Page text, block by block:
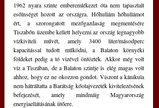
1962 nyara szinte emberemlékezet óta nem tapasztalt
esőínséget hozott az országra. Hőhullám hőhullámot
ért, a szorongatott mezőgazdaság megmentésére
Tiszabőn üzembe kellett helyezni az ország legnagyobb
vízkiviteli művét, amely 3400 liter/másodperc
kapacitással tudott működni, a Balaton környéki
földeket pedig a tó vizével öntözték. Akkor még volt
víz a Tiszában, de a Balaton szintje is elég magas volt
ahhoz, hogy ez ne okozzon gondot. Viszont a kánikula
nem hátráltatta a Barátság kőolajvezeték kivitelezésének
befejezését, amely mindmáig Magyarország
energiaellátásának ütőere.